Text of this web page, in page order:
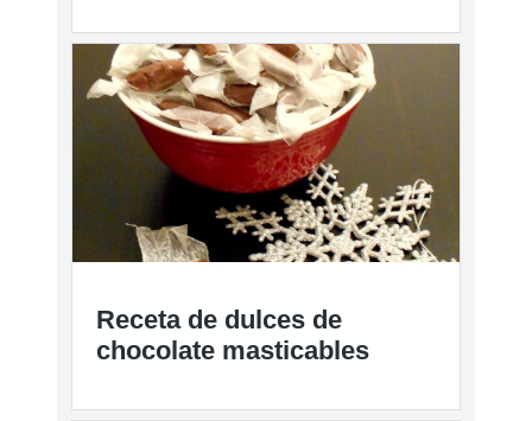
Receta de dulces de
chocolate masticables